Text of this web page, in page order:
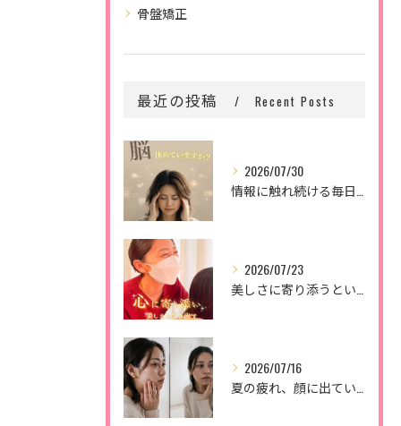
骨盤矯正
最近の投稿 Recent Posts
2026/07/30
2026/07/23
2026/07/16